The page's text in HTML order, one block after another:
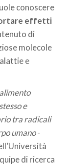
conoscere
effetti
di
molecole
e
e
tra radicali
umano-
di ricerca